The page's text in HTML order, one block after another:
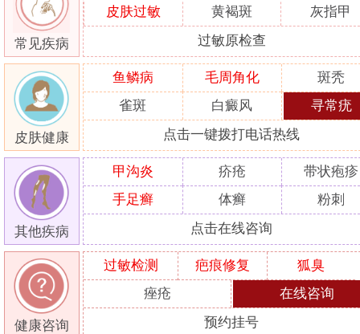
常见疾病
皮肤过敏
黄褐斑 灰指甲
过敏原检查
皮肤健康
鱼鳞病 毛周角化
斑秃
雀斑
白癜风 寻常疣
点击一键拨打电话热线
其他疾病
甲沟炎 疥疮
带状疱疹
手足癣
体癣 粉刺
点击在线咨询
健康咨询
过敏检测 疤痕修复
狐臭
痤疮
在线咨询
预约挂号